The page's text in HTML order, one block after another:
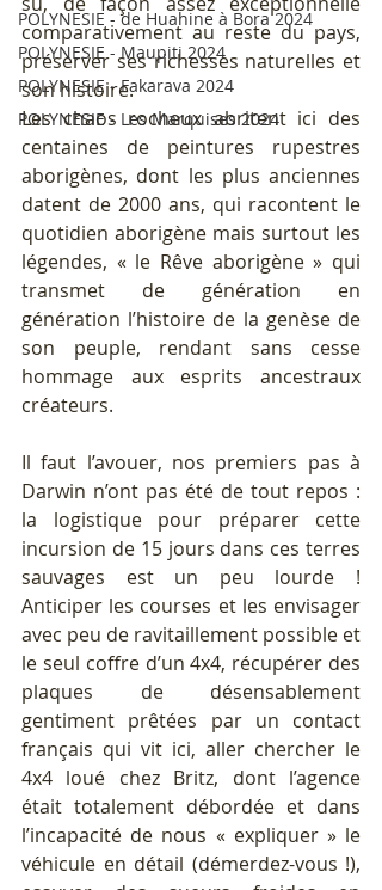
POLYNESIE - de Huahine à Bora 2024
POLYNESIE - Maupiti 2024
POLYNESIE - Fakarava 2024
POLYNESIE - Les Marquises 2024
comparativement au reste du pays,
préserver ses richesses naturelles et
son histoire.
Les chaos rocheux abritent ici des
centaines de peintures rupestres
aborigènes, dont les plus anciennes
datent de 2000 ans, qui racontent le
quotidien aborigène mais surtout les
légendes, « le Rêve aborigène » qui
transmet de génération en
génération l’histoire de la genèse de
son peuple, rendant sans cesse
hommage aux esprits ancestraux
créateurs.
Il faut l’avouer, nos premiers pas à
Darwin n’ont pas été de tout repos :
la logistique pour préparer cette
incursion de 15 jours dans ces terres
sauvages est un peu lourde !
Anticiper les courses et les envisager
avec peu de ravitaillement possible et
le seul coffre d’un 4x4, récupérer des
plaques de désensablement
gentiment prêtées par un contact
français qui vit ici, aller chercher le
4x4 loué chez Britz, dont l’agence
était totalement débordée et dans
l’incapacité de nous « expliquer » le
véhicule en détail (démerdez-vous !),